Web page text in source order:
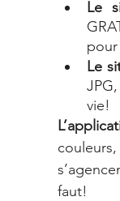
Le
pour
Le
vie!
faut!